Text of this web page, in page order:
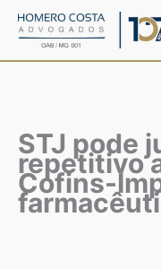
para
STJ pode
repetitivo
Cofins-